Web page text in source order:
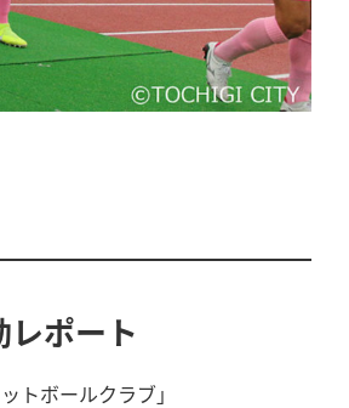
ポート
トボールクラブ」